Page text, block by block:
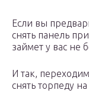
Если вы
снять панель
займет у вас не
И так,
снять торпеду